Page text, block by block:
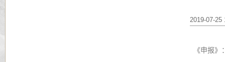
2019-07-25
《申报